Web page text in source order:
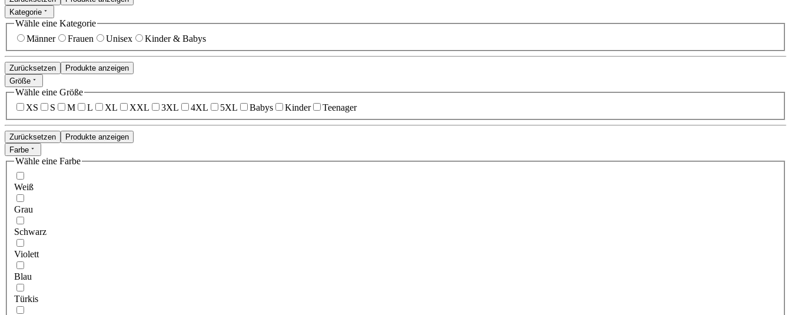
Kategorie
Wähle eine Kategorie
Männer
Frauen Unisex Kinder & Babys
Zurücksetzen
Produkte anzeigen
Größe
Wähle eine Größe
XS
S M L XL XXL 3XL 4XL 5XL Babys Kinder Teenager
Zurücksetzen
Produkte anzeigen
Farbe
Wähle eine Farbe
Weiß
Grau
Schwarz
Violett
Blau
Türkis